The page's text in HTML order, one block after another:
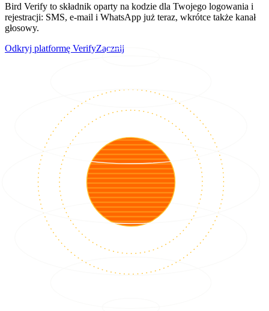
Bird Verify to składnik oparty na kodzie dla Twojego logowania i
rejestracji: SMS, e-mail i WhatsApp już teraz, wkrótce także kanał
głosowy.
Odkryj platformę VerifyZacznij